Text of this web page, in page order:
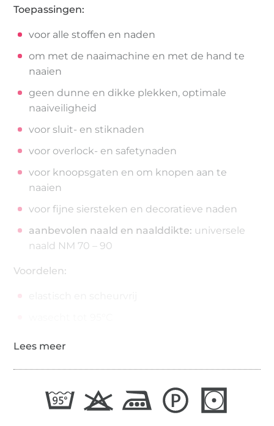
Toepassingen:
voor alle stoffen en naden
om met de naaimachine en met de hand te
naaien
geen dunne en dikke plekken, optimale
naaiveiligheid
voor sluit- en stiknaden
voor overlock- en safetynaden
voor knoopsgaten en om knopen aan te
naaien
voor fijne siersteken en decoratieve naden
aanbevolen naald en naalddikte: universele
naald NM 70 – 90
Voordelen: